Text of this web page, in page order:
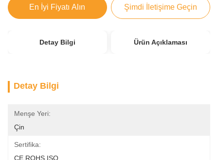
En İyi Fiyatı Alın Şimdi İletişime Geçin
Detay Bilgi Ürün Açıklaması
Detay Bilgi
Menşe Yeri:
Çin
Sertifika:
CE,ROHS,ISO